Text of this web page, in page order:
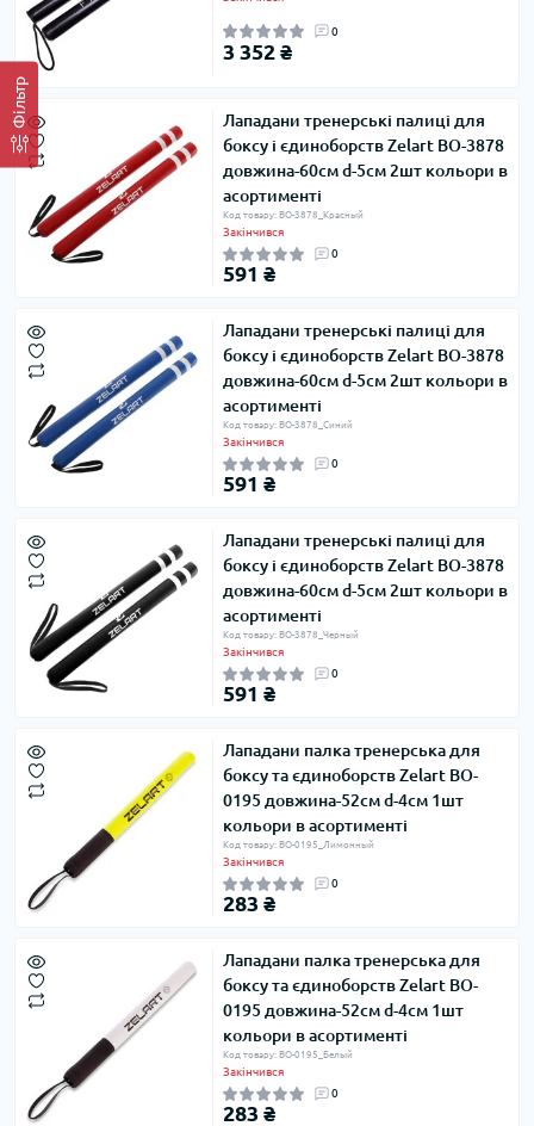
Фільтр
0
3 352 ₴
Лападани тренерські палиці для
боксу і єдиноборств Zelart BO-3878
довжина-60см d-5см 2шт кольори в
асортименті
Код товару: BO-3878_Красный
Закінчився
0
591 ₴
Лападани тренерські палиці для
боксу і єдиноборств Zelart BO-3878
довжина-60см d-5см 2шт кольори в
асортименті
Код товару: BO-3878_Синий
Закінчився
0
591 ₴
Лападани тренерські палиці для
боксу і єдиноборств Zelart BO-3878
довжина-60см d-5см 2шт кольори в
асортименті
Код товару: BO-3878_Черный
Закінчився
0
591 ₴
Лападани палка тренерська для
боксу та єдиноборств Zelart BO-
0195 довжина-52см d-4см 1шт
кольори в асортименті
Код товару: BO-0195_Лимонный
Закінчився
0
283 ₴
Лападани палка тренерська для
боксу та єдиноборств Zelart BO-
0195 довжина-52см d-4см 1шт
кольори в асортименті
Код товару: BO-0195_Белый
Закінчився
0
283 ₴